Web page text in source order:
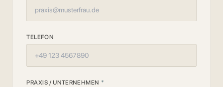
TELEFON
PRAXIS / UNTERNEHMEN *